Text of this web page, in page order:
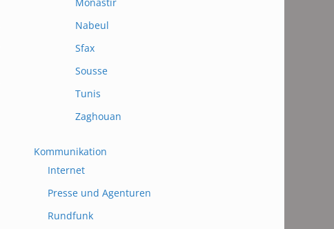
Nabeul
Sfax
Sousse
Tunis
Zaghouan
Kommunikation
Internet
Presse und Agenturen
Rundfunk